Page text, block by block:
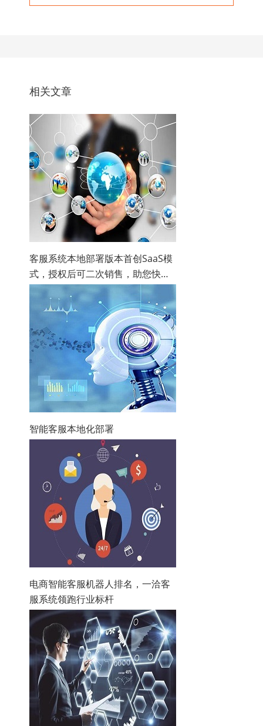
相关文章
客服系统本地部署版本首创SaaS模
式，授权后可二次销售，助您快速
拓展多业务!
智能客服本地化部署
电商智能客服机器人排名，一洽客
服系统领跑行业标杆